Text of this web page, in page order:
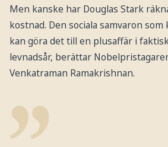
Men kanske har Douglas Stark
kostnad. Den sociala samvaron
kan göra det till en plusaffär i
levnadsår, berättar
Venkatraman Ramakrishnan.